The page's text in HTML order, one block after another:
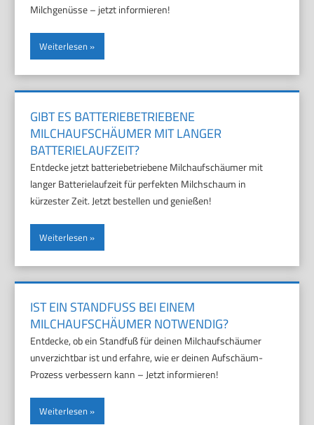
Milchgenüsse – jetzt informieren!
Weiterlesen
GIBT ES BATTERIEBETRIEBENE
MILCHAUFSCHÄUMER MIT LANGER
BATTERIELAUFZEIT?
Entdecke jetzt batteriebetriebene Milchaufschäumer mit
langer Batterielaufzeit für perfekten Milchschaum in
kürzester Zeit. Jetzt bestellen und genießen!
Weiterlesen
IST EIN STANDFUSS BEI EINEM M
ILCHAUFSCHÄUMER NOTWENDIG?
Entdecke, ob ein Standfuß für deinen Milchaufschäumer
unverzichtbar ist und erfahre, wie er deinen Aufschäum-
Prozess verbessern kann – Jetzt informieren!
Weiterlesen